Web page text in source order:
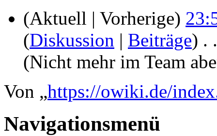
(Aktuell | Vorherige)
(Diskussion | Beiträge) . .
(Nicht mehr im Team
Von „https://owiki.de/
Navigationsmenü